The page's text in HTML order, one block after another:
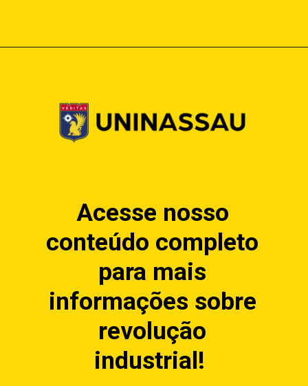
Acesse nosso
conteúdo completo
para mais
informações sobre
revolução
industrial!